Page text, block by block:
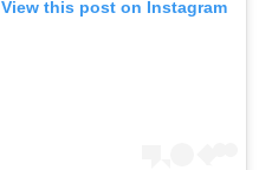
View this post on Instagram